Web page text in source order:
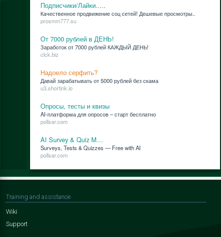
Подписчики/Лайки.....
Ка­че­ствен­ное про­дви­же­ние соц се­тей! Де­ше­вые про­смот­ры..
prosmm777.su
От 7000 рублей в ДЕНЬ!
За­ра­бо­ток от 7000 руб­лей КАЖДЫЙ ДЕНЬ!
clck.biz
Надоело серфить?
Да­вай за­ра­ба­ты­вать от 5000 руб­лей без ска­ма
u3.shortink.io
Опросы, тесты и квизы
AI-плат­фор­ма для опро­сов – старт бес­плат­но
pollsar.com
AI Survey & Quiz M…
Surveys, Tests & Quizzes — Free with AI
pollsar.com
Training and assistance
Wiki
Support